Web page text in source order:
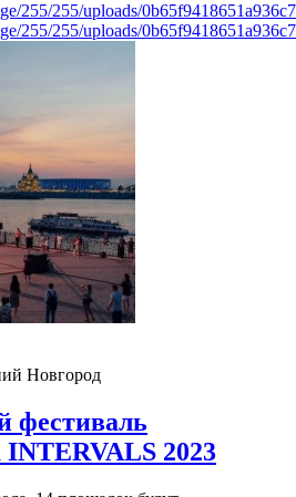
255/255/uploads/
255/255/uploads/
Новгород
фестиваль
INTERVALS 2023